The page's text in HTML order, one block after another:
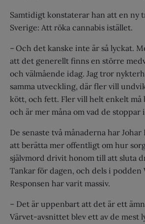
Samtidigt konstaterar han att en ny
Sverige: Att röka cannabis istället.
– Och det kanske inte är så lyckat.
att det generellt finns en större
och väl­mående idag. Jag tror
samma utveckling, där fler vill
kött, och fett. Fler vill helt enkelt må
och är mer måna om vad de stoppar
De senaste två månaderna har
att berätta mer offentligt om hur
självmord drivit honom till att sluta
Tankar för dagen, och dels i podden
Responsen har varit massiv.
– Det är uppenbart att det är ett
Värvet-avsnittet blev ett av de mest